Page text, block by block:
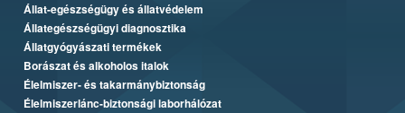
Állat-egészségügy és állatvédelem
Állategészségügyi diagnosztika
Állatgyógyászati termékek
Borászat és alkoholos italok
Élelmiszer- és takarmánybiztonság
Élelmiszerlánc-biztonsági laborhálózat